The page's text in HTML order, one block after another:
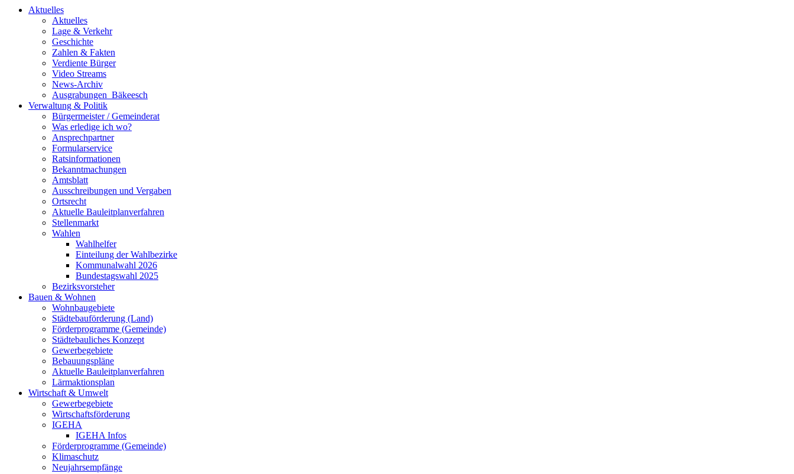
Aktuelles
Aktuelles
Lage & Verkehr
Geschichte
Zahlen & Fakten
Verdiente Bürger
Video Streams
News-Archiv
Ausgrabungen_Bäkeesch
Verwaltung & Politik
Bürgermeister / Gemeinderat
Was erledige ich wo?
Ansprechpartner
Formularservice
Ratsinformationen
Bekanntmachungen
Amtsblatt
Ausschreibungen und Vergaben
Ortsrecht
Aktuelle Bauleitplanverfahren
Stellenmarkt
Wahlen
Wahlhelfer
Einteilung der Wahlbezirke
Kommunalwahl 2026
Bundestagswahl 2025
Bezirksvorsteher
Bauen & Wohnen
Wohnbaugebiete
Städtebauförderung (Land)
Förderprogramme (Gemeinde)
Städtebauliches Konzept
Gewerbegebiete
Bebauungspläne
Aktuelle Bauleitplanverfahren
Lärmaktionsplan
Wirtschaft & Umwelt
Gewerbegebiete
Wirtschaftsförderung
IGEHA
IGEHA Infos
Förderprogramme (Gemeinde)
Klimaschutz
Neujahrsempfänge